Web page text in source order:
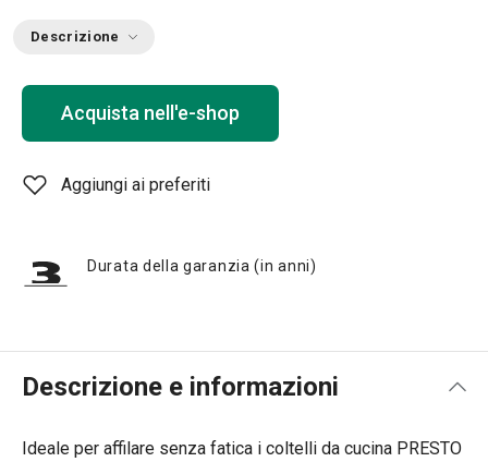
Descrizione
Acquista nell'e-shop
Aggiungi ai preferiti
Durata della garanzia (in anni)
Descrizione e informazioni
Ideale per affilare senza fatica i coltelli da cucina PRESTO